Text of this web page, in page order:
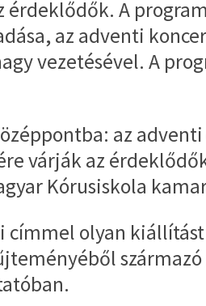
A
az adventi
vezetésével. A
az
várják az
Kórusiskola
címmel olyan